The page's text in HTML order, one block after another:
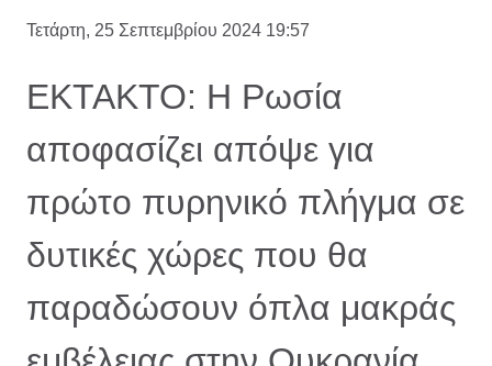
Τετάρτη, 25 Σεπτεμβρίου 2024 19:57
ΕΚΤΑΚΤΟ: Η Ρωσία
αποφασίζει απόψε για
πρώτο πυρηνικό πλήγμα σε
δυτικές χώρες που θα
παραδώσουν όπλα μακράς